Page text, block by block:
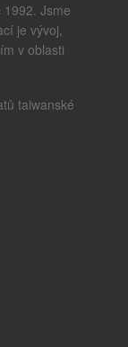
1992. Jsme
je vývoj,
v oblasti
taiwanské